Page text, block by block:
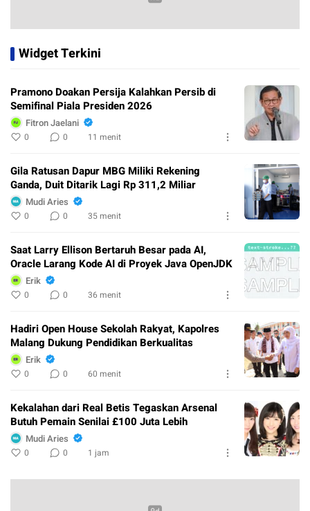
Widget Terkini
Pramono Doakan Persija Kalahkan Persib di
Semifinal Piala Presiden 2026
Fitron Jaelani
0 0 11 menit
Gila Ratusan Dapur MBG Miliki Rekening
Ganda, Duit Ditarik Lagi Rp 311,2 Miliar
Mudi Aries
0 0 35 menit
Saat Larry Ellison Bertaruh Besar pada AI,
Oracle Larang Kode AI di Proyek Java OpenJDK
Erik
0 0 36 menit
Hadiri Open House Sekolah Rakyat, Kapolres
Malang Dukung Pendidikan Berkualitas
Erik
0 0 60 menit
Kekalahan dari Real Betis Tegaskan Arsenal
Butuh Pemain Senilai £100 Juta Lebih
Mudi Aries
0 0 1 jam